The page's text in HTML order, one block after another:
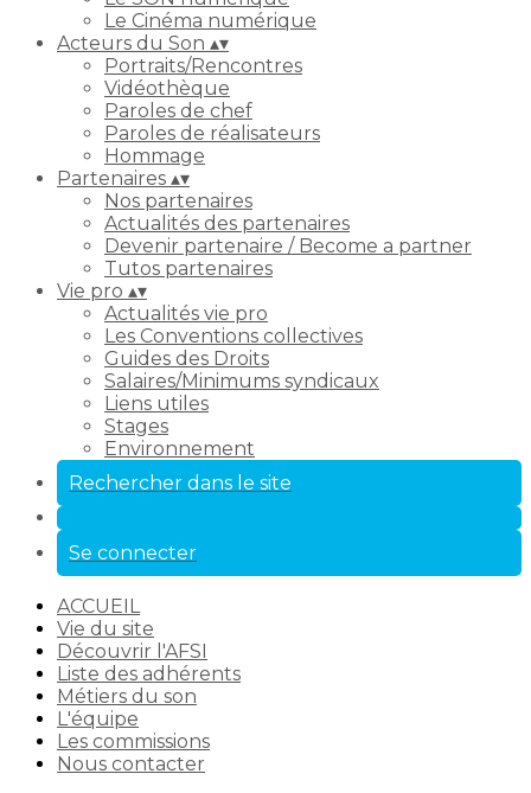
Le Cinéma numérique
Acteurs du Son ▴▾
Portraits/Rencontres
Vidéothèque
Paroles de chef
Paroles de réalisateurs
Hommage
Partenaires ▴▾
Nos partenaires
Actualités des partenaires
Devenir partenaire / Become a partner
Tutos partenaires
Vie pro ▴▾
Actualités vie pro
Les Conventions collectives
Guides des Droits
Salaires/Minimums syndicaux
Liens utiles
Stages
Environnement
Rechercher dans le site
Se connecter
ACCUEIL
Vie du site
Découvrir l'AFSI
Liste des adhérents
Métiers du son
L'équipe
Les commissions
Nous contacter